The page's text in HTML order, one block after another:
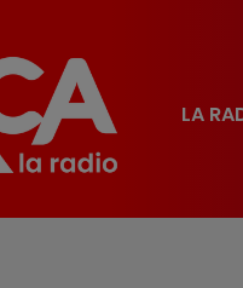
LA